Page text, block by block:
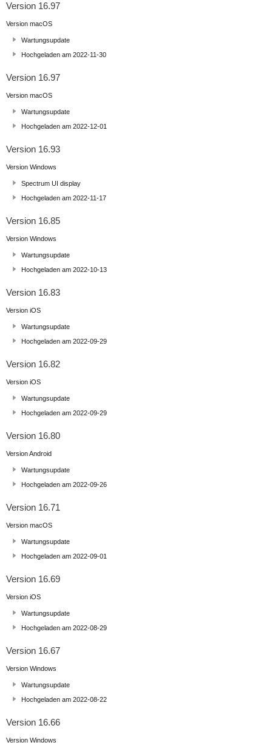
Version 16.97
Version macOS
Wartungsupdate
Hochgeladen am 2022-11-30
Version 16.97
Version macOS
Wartungsupdate
Hochgeladen am 2022-12-01
Version 16.93
Version Windows
Spectrum UI display
Hochgeladen am 2022-11-17
Version 16.85
Version Windows
Wartungsupdate
Hochgeladen am 2022-10-13
Version 16.83
Version iOS
Wartungsupdate
Hochgeladen am 2022-09-29
Version 16.82
Version iOS
Wartungsupdate
Hochgeladen am 2022-09-29
Version 16.80
Version Android
Wartungsupdate
Hochgeladen am 2022-09-26
Version 16.71
Version macOS
Wartungsupdate
Hochgeladen am 2022-09-01
Version 16.69
Version iOS
Wartungsupdate
Hochgeladen am 2022-08-29
Version 16.67
Version Windows
Wartungsupdate
Hochgeladen am 2022-08-22
Version 16.66
Version Windows